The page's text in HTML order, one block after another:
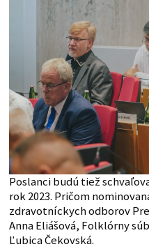
Poslanci budú tiež
rok 2023. Pričom
zdravotníckych odborov
Anna Eliášová, Folklórny
Ľubica Čekovská.